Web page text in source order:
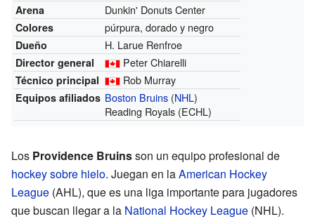
Arena Dunkin' Donuts Center
Colores púrpura, dorado y negro
Dueño H. Larue Renfroe
Director general Peter Chiarelli
Técnico principal Rob Murray
Equipos afiliados Boston Bruins (NHL)
Reading Royals (ECHL)
Los Providence Bruinsson un equipo profesional de
hockey sobre hielo. Juegan en laAmerican Hockey
League (AHL), que es una liga importante para jugadores
que buscan llegar a la National Hockey League (NHL).